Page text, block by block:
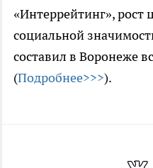
«Интеррейтинг», рост
социальной
составил в Воронеже
(Подробнее>>>).